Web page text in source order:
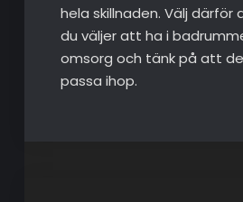
hela skillnaden. Välj därför
du väljer att ha i
omsorg och tänk på att
passa ihop.